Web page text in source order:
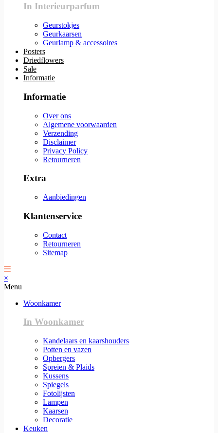
In Interieurparfum
Geurstokjes
Geurkaarsen
Geurlamp & accessoires
Posters
Driedflowers
Sale
Informatie
Informatie
Over ons
Algemene voorwaarden
Verzending
Disclaimer
Privacy Policy
Retourneren
Extra
Aanbiedingen
Klantenservice
Contact
Retourneren
Sitemap
×
Menu
Woonkamer
In Woonkamer
Kandelaars en kaarshouders
Potten en vazen
Opbergers
Spreien & Plaids
Kussens
Spiegels
Fotolijsten
Lampen
Kaarsen
Decoratie
Keuken